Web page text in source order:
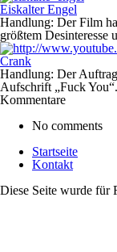
Eiskalter Engel
Handlung: Der Film
größtem Desinteresse
Crank
Handlung: Der
Aufschrift „Fuck
Kommentare
No comments
Startseite
Kontakt
Diese Seite wurde für